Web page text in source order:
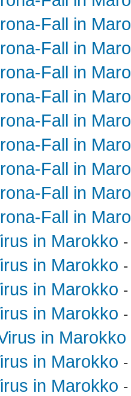
Fall in
Fall in
Fall in
Fall in
Fall in
Fall in
Fall in
Fall in
Fall in
in Marokko
in Marokko
in Marokko
in Marokko
in Marokko
in Marokko
in Marokko